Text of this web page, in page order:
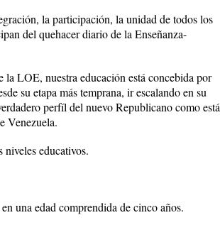
la participación, la unidad de todos los
del quehacer diario de la Enseñanza-
LOE, nuestra educación está concebida por
su etapa más temprana, ir escalando en su
perfíl del nuevo Republicano como está
Venezuela.
niveles educativos.
una edad comprendida de cinco años.